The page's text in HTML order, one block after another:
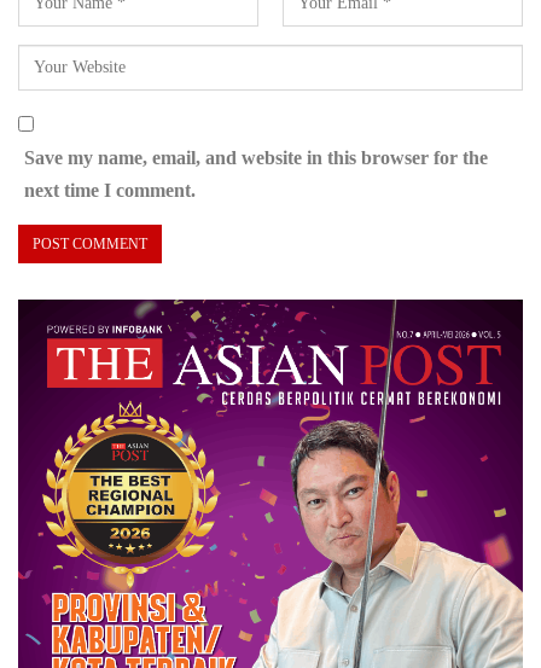
Save my name, email, and website in this browser for the
next time I comment.